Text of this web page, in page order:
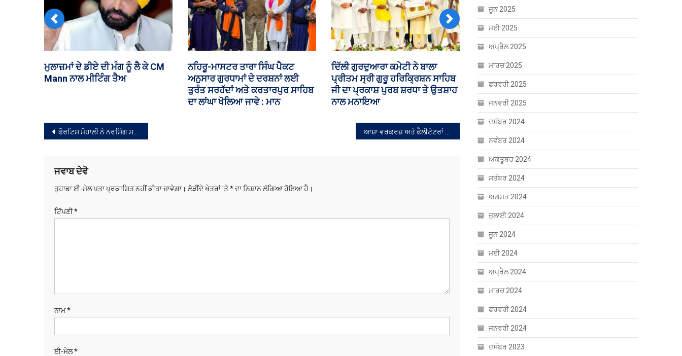
ਮੋਦੀ-ਸੁਖਬੀਰ ਮੁਲਾਕਾਤ ਨੇ ਅਕਾਲੀ ਦਲ-
ਭਾਜਪਾ ਗੱਠਜੋੜ ਦੀਆਂ ਚਰਚਾਵਾਂ ਮੁੜ
ਸਪੀਕਰ ਸੰਧਵਾਂ ਨੂੰ ਨਸੀਹਤ—’ਗੁਰਬਾਣੀ
ਪੜ੍ਹੋ, ਫਿਰ ਸੰਗਤ ‘ਤੇ ਗਿਆਨ ਦਿਓ:
ਪਰਮਜੀਤ ਸਿੰਘ ਸਰਨਾ
ਡੀਏ ਦੀ ਮੰਗ; ਚੰਡੀਗੜ੍ਹ ’ਚ ਮੁਲਾਜ਼ਮਾਂ ਤੇ
ਪੈਨਸ਼ਨਰਾਂ ਦੀ ਮਹਾਂ-ਰੈਲੀ ਦੌਰਾਨ ਵਿਧਾਨ
ਸਭਾ ਵੱਲ ਵਧ ਰਹੇ ਕਰਮਚਾਰੀਆਂ ’ਤੇ
ਚੱਲੀਆਂ ਜਲ ਤੋਪਾਂ
Previous Next
ਸੰਪਾਦਨਾ
ਫੋਰਟਿਸ ਮੋਹਾਲੀ ਨੇ ਨਰਸਿੰਗ ਸਟਾਫ ਦੀ ਅਟੁੱਟ ਵਚਨਬੱਧਤਾ ਨੂੰ ਸਲਾਮ ਕਰਨ ਲਈ ਅੰਤਰਰਾਸ਼ਟਰੀ ਨਰਸ ਦਿਵਸ ਮਨਾਇਆ
ਜਵਾਬ ਦੇਵੋ
ਤੁਹਾਡਾ ਈ-ਮੇਲ ਪਤਾ ਪ੍ਰਕਾਸ਼ਿਤ ਨਹੀਂ ਕੀਤਾ ਜਾਵੇਗਾ। ਲੋੜੀਂਦੇ ਖੇਤਰਾਂ 'ਤੇ*ਦਾ ਨਿਸ਼ਾਨ ਲੱਗਿਆ ਹੋਇਆ ਹੈ।
ਟਿੱਪਣੀ*
ਨਾਮ*
ਈ-ਮੇਲ*
ਜੂਨ 2025
ਮਈ 2025
ਅਪ੍ਰੈਲ 2025
ਮਾਰਚ 2025
ਫਰਵਰੀ 2025
ਜਨਵਰੀ 2025
ਦਸੰਬਰ 2024
ਨਵੰਬਰ 2024
ਅਕਤੂਬਰ 2024
ਸਤੰਬਰ 2024
ਅਗਸਤ 2024
ਜੁਲਾਈ 2024
ਜੂਨ 2024
ਮਈ 2024
ਅਪ੍ਰੈਲ 2024
ਮਾਰਚ 2024
ਫਰਵਰੀ 2024
ਜਨਵਰੀ 2024
ਦਸੰਬਰ 2023